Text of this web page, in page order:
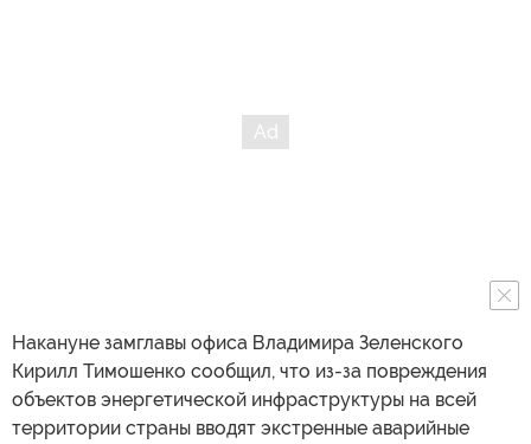
Накануне замглавы офиса Владимира Зеленского
Кирилл Тимошенко сообщил, что из-за повреждения
объектов энергетической инфраструктуры на всей
территории страны вводят экстренные аварийные